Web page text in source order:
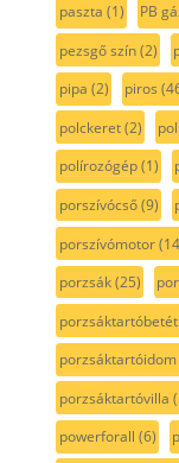
paszta (1) PB
pezsgő szín(2)
pipa (2) piros
polckeret(2)
polírozógép(1)
porszívócső(9)
porszívómotor
porzsák(25)
porzsáktartóbetét
porzsáktartóidom
porzsáktartóvilla
powerforall (6)